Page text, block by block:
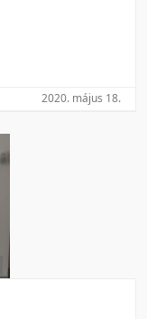
2020. május 18.